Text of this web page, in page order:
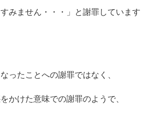
みません・・・」と謝罪しています
ったことへの謝罪ではなく、
かけた意味での謝罪のようで、